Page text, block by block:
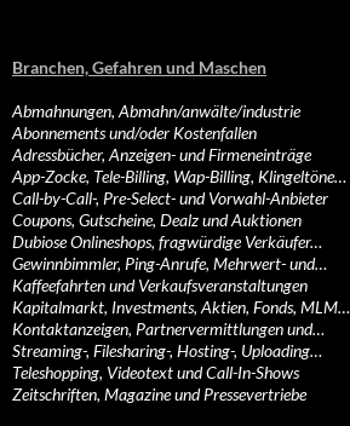
Branchen, Gefahren und Maschen
Abmahnungen, Abmahn/anwälte/industrie
Abonnements und/oder Kostenfallen
Adressbücher, Anzeigen- und Firmeneinträge
App-Zocke, Tele-Billing, Wap-Billing, Klingeltöne…
Call-by-Call-, Pre-Select- und Vorwahl-Anbieter
Coupons, Gutscheine, Dealz und Auktionen
Dubiose Onlineshops, fragwürdige Verkäufer…
Gewinnbimmler, Ping-Anrufe, Mehrwert- und…
Kaffeefahrten und Verkaufsveranstaltungen
Kapitalmarkt, Investments, Aktien, Fonds, MLM…
Kontaktanzeigen, Partnervermittlungen und…
Streaming-, Filesharing-, Hosting-, Uploading…
Teleshopping, Videotext und Call-In-Shows
Zeitschriften, Magazine und Pressevertriebe